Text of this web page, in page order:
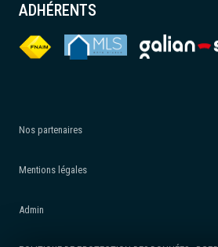
ADHÉRENTS
Nos partenaires
Mentions légales
Admin